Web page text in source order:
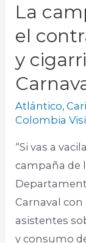
La
el
y
Atlántico,
Colombia
“Si vas a
campaña de
Carnaval
asistentes
y consumo